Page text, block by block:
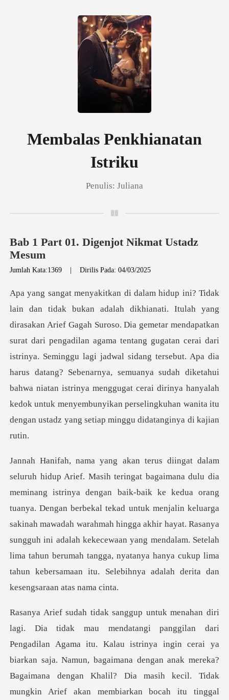
Riwayat Membaca
Membalas Penkhianatan
Istriku
Penulis: Juliana
Bab 1 Part 01. Digenjot Nikmat Ustadz
Mesum
Jumlah Kata:1369 |Dirilis Pada: 04/03/2025
t dari pengadilan agama tentang gugatan cerai dari
istrinya. Seminggu lagi jadwal sidang tersebut. Apa dia
harus datang? Sebenarnya, semuanya sudah diketahui
bahwa
orang
tuanya. Dengan berbekal tekad untuk menjalin keluarga
sakinah mawadah warahmah hingga akhir hayat. Rasanya
sungguh ini adalah kekecewaan yang me
bagaimana dengan anak mereka?
Bagaimana dengan Khalil? Dia masih kecil. Tidak
mungkin Arief akan membiarkan bocah itu tinggal